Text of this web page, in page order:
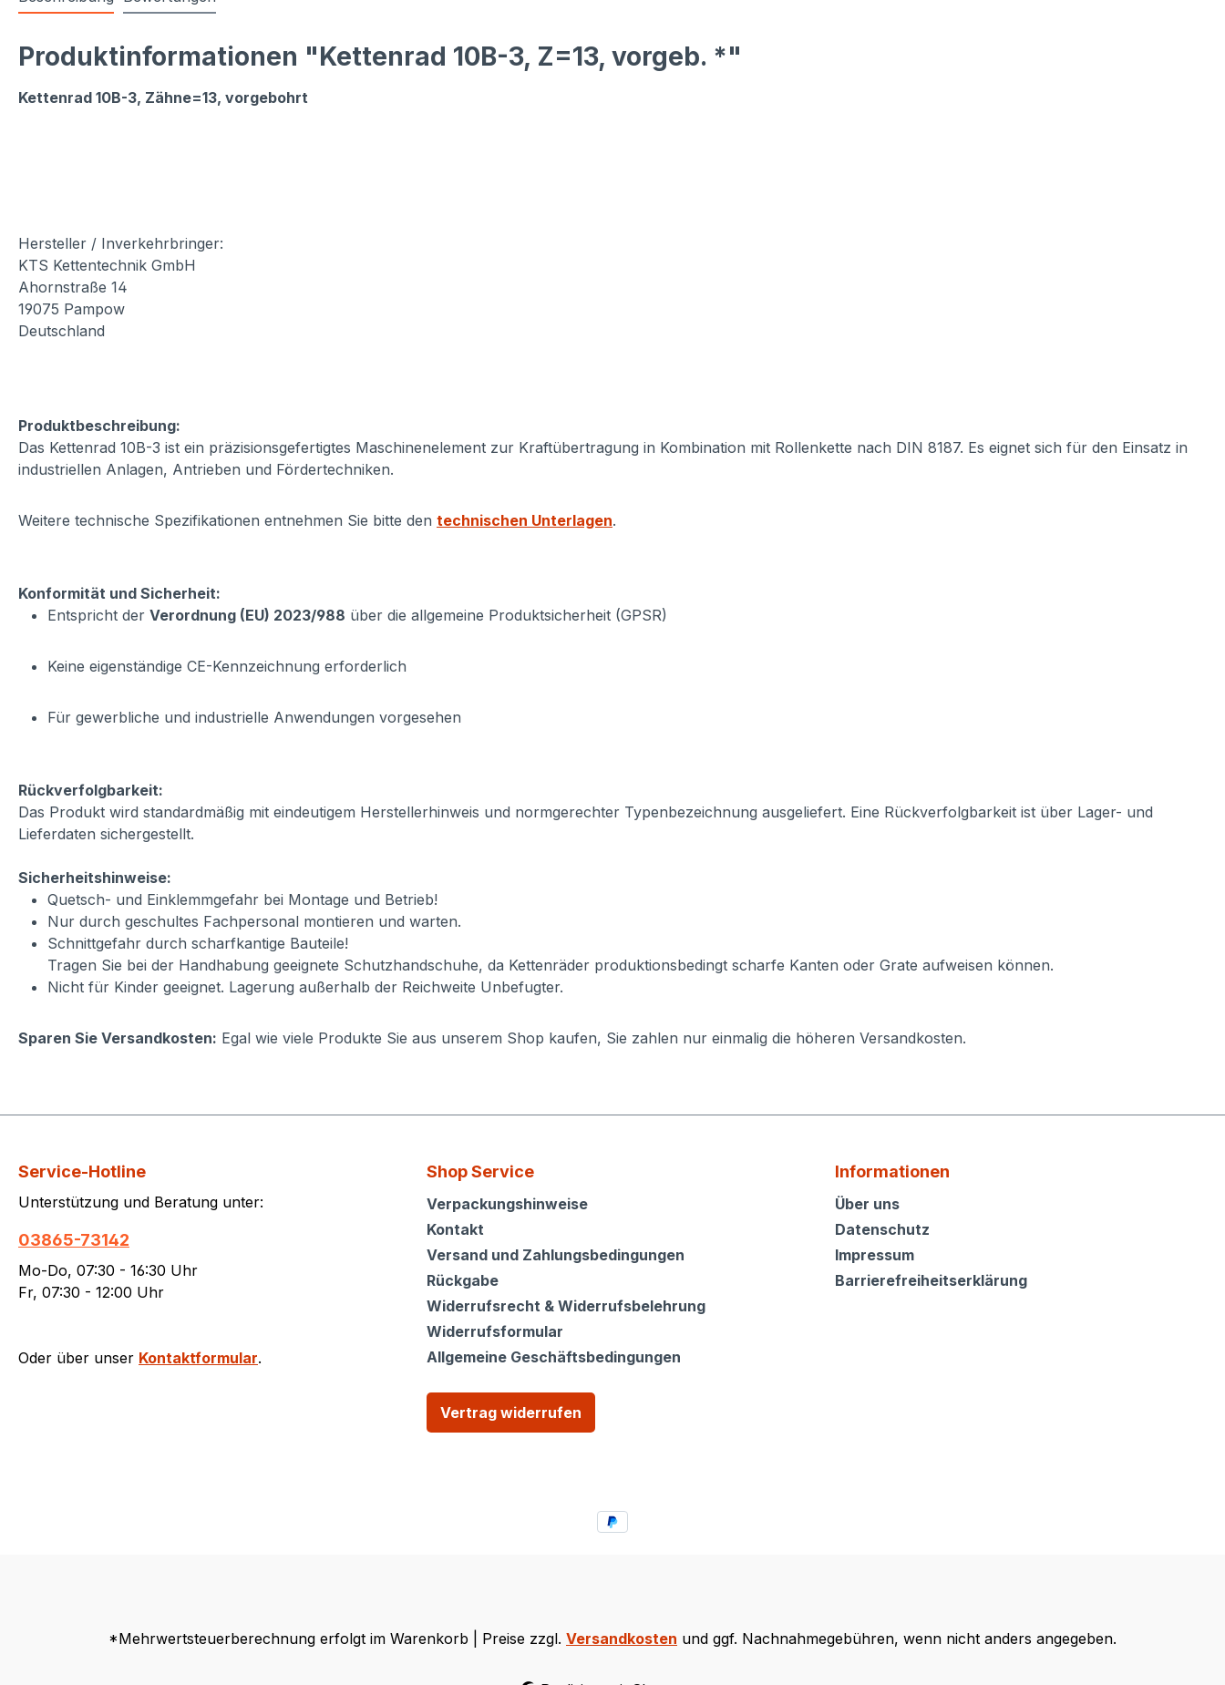
Produktinformationen "Kettenrad 10B-3, Z=13, vorgeb. *"
Kettenrad 10B-3, Zähne=13, vorgebohrt
Hersteller / Inverkehrbringer:
KTS Kettentechnik GmbH
Ahornstraße 14
19075 Pampow
Deutschland
Produktbeschreibung:
Das Kettenrad 10B-3 ist ein präzisionsgefertigtes Maschinenelement zur Kraftübertragung in Kombination mit Rollenkette nach DIN 8187. Es eignet sich für den Einsatz in
industriellen Anlagen, Antrieben und Fördertechniken.
Weitere technische Spezifikationen entnehmen Sie bitte den technischen Unterlagen.
Konformität und Sicherheit:
Entspricht der Verordnung (EU) 2023/988 über die allgemeine Produktsicherheit (GPSR)
Keine eigenständige CE-Kennzeichnung erforderlich
Für gewerbliche und industrielle Anwendungen vorgesehen
Rückverfolgbarkeit:
Das Produkt wird standardmäßig mit eindeutigem Herstellerhinweis und normgerechter Typenbezeichnung ausgeliefert. Eine Rückverfolgbarkeit ist über Lager- und
Lieferdaten sichergestellt.
Sicherheitshinweise:
Quetsch- und Einklemmgefahr bei Montage und Betrieb!
Nur durch geschultes Fachpersonal montieren und warten.
Schnittgefahr durch scharfkantige Bauteile!
Tragen Sie bei der Handhabung geeignete Schutzhandschuhe, da Kettenräder produktionsbedingt scharfe Kanten oder Grate aufweisen können.
Nicht für Kinder geeignet. Lagerung außerhalb der Reichweite Unbefugter.
Sparen Sie Versandkosten: Egal wie viele Produkte Sie aus unserem Shop kaufen, Sie zahlen nur einmalig die höheren Versandkosten.
Service-Hotline
Unterstützung und Beratung unter:
03865-73142
Mo-Do, 07:30 - 16:30 Uhr
Fr, 07:30 - 12:00 Uhr
Oder über unser Kontaktformular.
Shop Service
Shop Service
Verpackungshinweise
Kontakt
Versand und Zahlungsbedingungen
Rückgabe
Widerrufsrecht & Widerrufsbelehrung
Widerrufsformular
Allgemeine Geschäftsbedingungen
Vertrag widerrufen
Informationen
Informationen
Über uns
Datenschutz
Impressum
Barrierefreiheitserklärung
*Mehrwertsteuerberechnung erfolgt im Warenkorb | Preise zzgl. Versandkosten und ggf. Nachnahmegebühren, wenn nicht anders angegeben.